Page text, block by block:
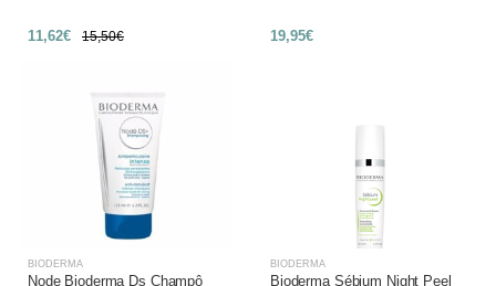
11,62€ 15,50€ 19,95€
BIODERMA
Node Bioderma Ds Champô
BIODERMA
Bioderma Sébium Night Peel